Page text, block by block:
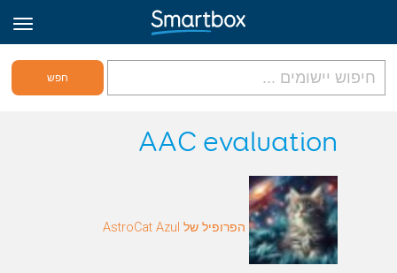
גריד אונליין
הירשם לאתר
AAC evaluation
הפרופיל של AstroCat Azul